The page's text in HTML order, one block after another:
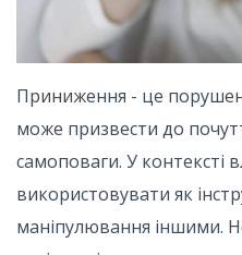
Приниження - це
може призвести до
самоповаги. У
використовувати як
маніпулювання іншими.